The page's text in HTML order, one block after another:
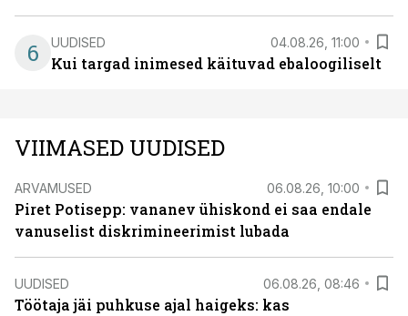
6 UUDISED 04.08.26, 11:00
Kui targad inimesed käituvad ebaloogiliselt
VIIMASED UUDISED
ARVAMUSED 06.08.26, 10:00
Piret Potisepp: vananev ühiskond ei saa endale
vanuselist diskrimineerimist lubada
UUDISED 06.08.26, 08:46
Töötaja jäi puhkuse ajal haigeks: kas